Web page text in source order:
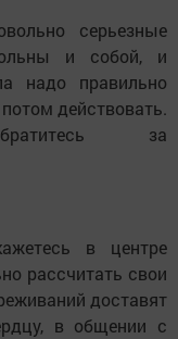
серьезные
и собой, и
надо правильно
действовать.
за
в центре
рассчитать свои
доставят
в общении с